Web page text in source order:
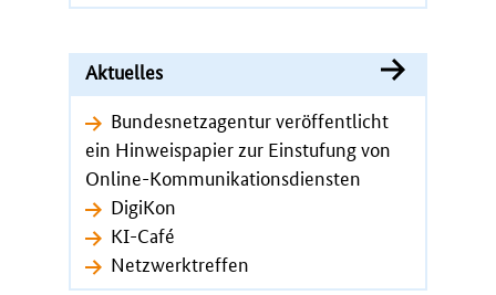
Aktuelles
Bundesnetzagentur veröffentlicht
ein Hinweispapier zur Einstufung von
Online-Kommunikationsdiensten
DigiKon
KI-Café
Netzwerktreffen